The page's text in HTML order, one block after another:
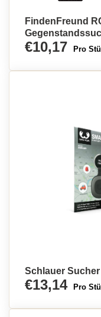
FindenFreund
€10,17 Pro
Schlauer
€13,14 Pro